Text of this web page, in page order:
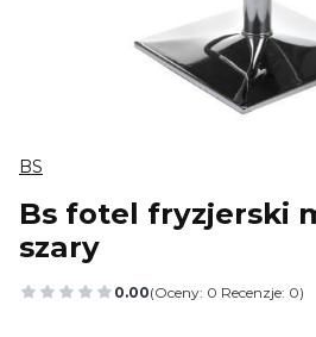
BS
Bs fotel fryzjerski
szary
0.00(Oceny: 0 Recenzje: 0)
Przejdź do sekcji